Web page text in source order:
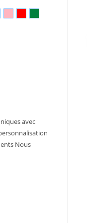
avec
Nous